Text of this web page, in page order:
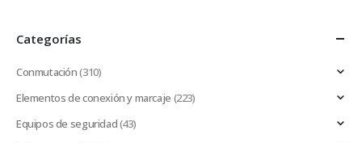
Categorías
Conmutación(310)
Elementos de conexión y marcaje (223)
Equipos de seguridad(43)